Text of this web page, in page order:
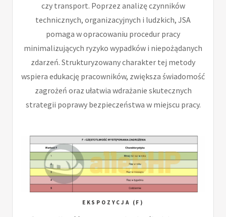
czy transport. Poprzez analizę czynników
technicznych, organizacyjnych i ludzkich, JSA
pomaga w opracowaniu procedur pracy
minimalizujących ryzyko wypadków i niepożądanych
zdarzeń. Strukturyzowany charakter tej metody
wspiera edukację pracowników, zwiększa świadomość
zagrożeń oraz ułatwia wdrażanie skutecznych
strategii poprawy bezpieczeństwa w miejscu pracy.
EKSPOZYCJA (F)